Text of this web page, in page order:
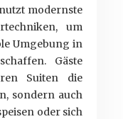
modernste
um
Umgebung in
Gäste
Suiten die
sondern auch
oder sich